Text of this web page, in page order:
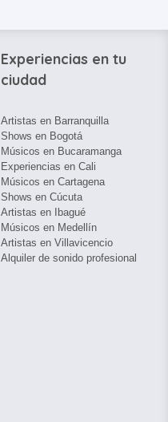
Experiencias en tu
ciudad
Artistas en Barranquilla
Shows en Bogotá
Músicos en Bucaramanga
Experiencias en Cali
Músicos en Cartagena
Shows en Cúcuta
Artistas en Ibagué
Músicos en Medellín
Artistas en Villavicencio
Alquiler de sonido profesional